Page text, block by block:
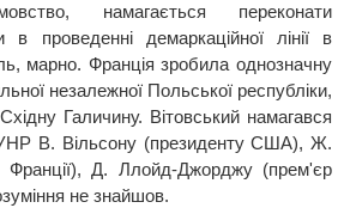
намагається переконати
в проведенні демаркаційної лінії в
марно. Франція зробила однозначну
незалежної Польської республіки,
Галичину. Вітовський намагався
В. Вільсону (президенту США), Ж.
Франції), Д. Ллойд-Джорджу (прем'єр
не знайшов.